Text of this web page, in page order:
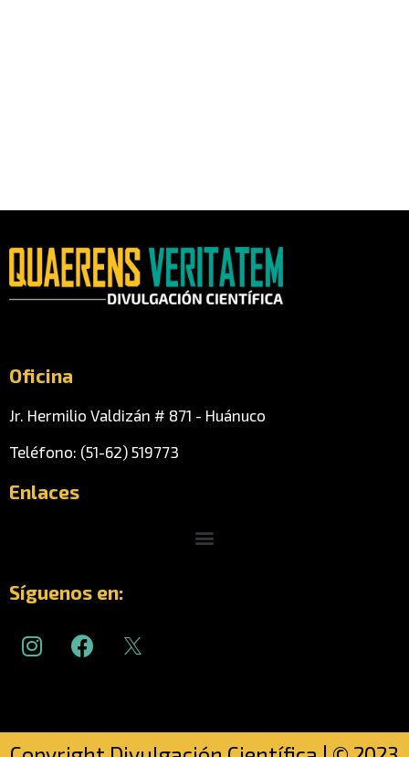
Oficina
Jr. Hermilio Valdizán # 871 - Huánuco
Teléfono: (51-62) 519773
Enlaces
Menu
Síguenos en:
I
n
g
F
a
o